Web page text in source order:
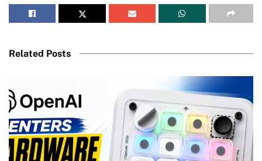
Related Posts